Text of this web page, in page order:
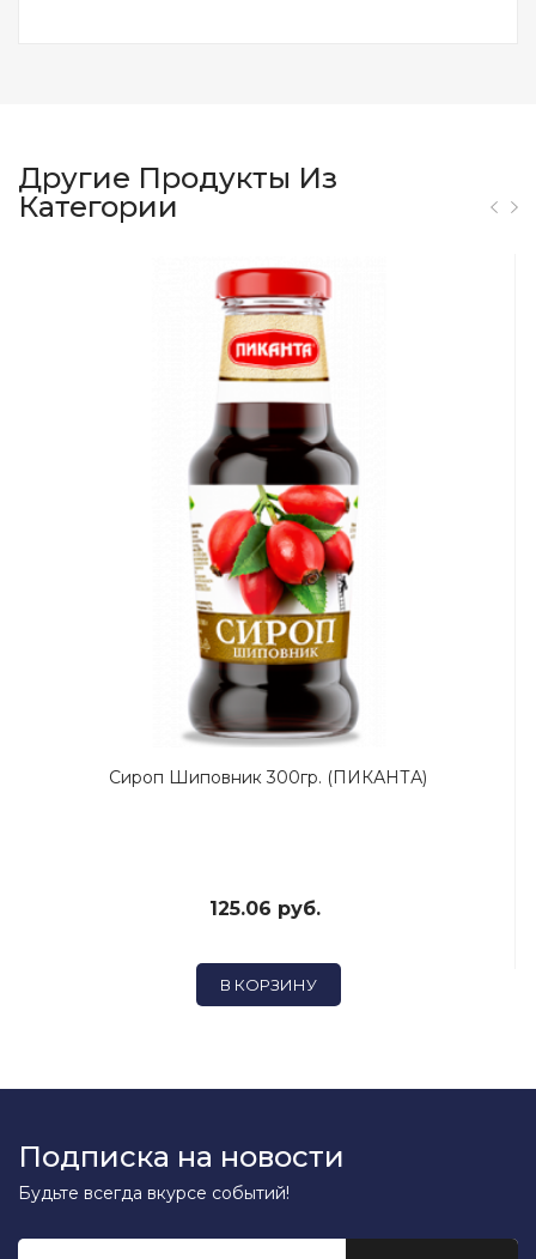
Другие Продукты Из
Категории
Сироп Шиповник 300гр. (ПИКАНТА)
125.06 руб.
В КОРЗИНУ
Подписка на новости
Будьте всегда вкурсе событий!